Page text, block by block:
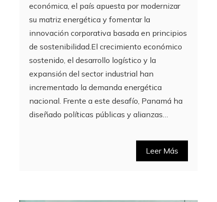
económica, el país apuesta por modernizar
su matriz energética y fomentar la
innovación corporativa basada en principios
de sostenibilidad.El crecimiento económico
sostenido, el desarrollo logístico y la
expansión del sector industrial han
incrementado la demanda energética
nacional. Frente a este desafío, Panamá ha
diseñado políticas públicas y alianzas…
Leer Más